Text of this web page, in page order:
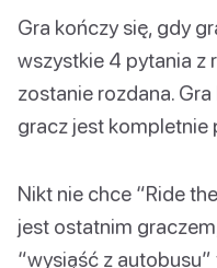
Gra kończy się, gdy
wszystkie 4 pytania z
zostanie rozdana.
gracz jest kompletnie
Nikt nie chce “Ride
jest ostatnim
“wysiąść z